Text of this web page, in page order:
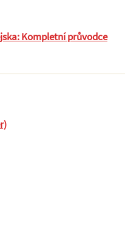
Kompletní průvodce